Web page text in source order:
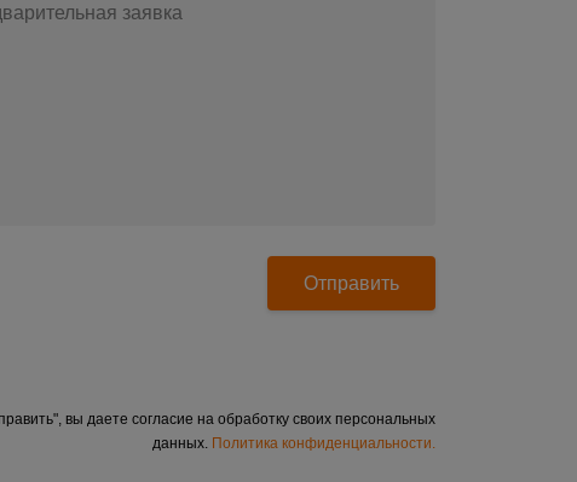
заявка
Отправить
вы даете согласие на обработку своих персональных
данных. Политика конфиденциальности.